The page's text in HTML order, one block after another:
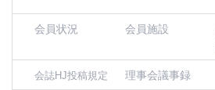
会員状況 会員施設
会誌HJ投稿規定 理事会議事録